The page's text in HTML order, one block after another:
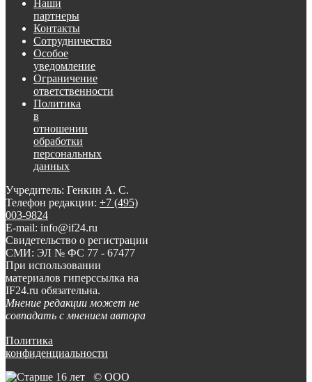
Наши
партнеры
Контакты
Сотрудничество
Особое
уведомление
Ограничение
ответственности
Политика
в
отношении
обработки
персональных
данных
Учредитель: Генкин А. С.
Телефон редакции: +7 (495)
003-9824
E-mail: info@if24.ru
Свидетельство о регистрации
СМИ: ЭЛ № ФС 77 - 67477
При использовании
материалов гиперссылка на
IF24.ru обязательна.
Мнение редакции может не
совпадать с мнением автора
Политика
конфиденциальности
© ООО